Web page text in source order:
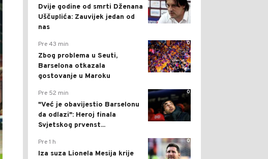
Dvije godine od smrti Dženana
Uščuplića: Zauvijek jedan od
nas
0
Pre 43 min
Zbog problema u Seuti,
Barselona otkazala
gostovanje u Maroku
0
Pre 52 min
"Već je obavijestio Barselonu
da odlazi": Heroj finala
Svjetskog prvenst...
0
Pre 1 h
Iza suza Lionela Mesija krije